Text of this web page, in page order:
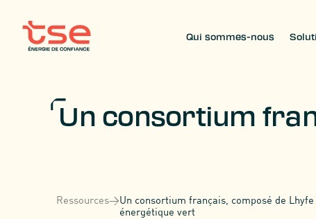
Qui sommes-nous
Un consortium
Ressources>Un consortium français, composé de
énergétique vert